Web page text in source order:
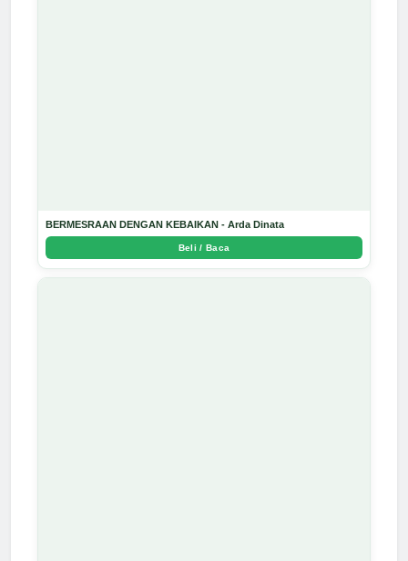
BERMESRAAN DENGAN KEBAIKAN - Arda Dinata
Beli / Baca